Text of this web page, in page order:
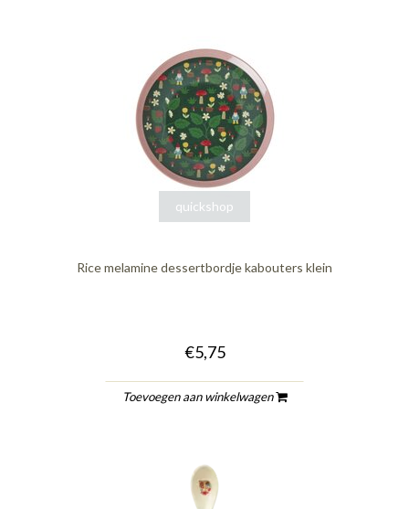
quickshop
Rice melamine dessertbordje kabouters klein
€5,75
Toevoegen aan winkelwagen